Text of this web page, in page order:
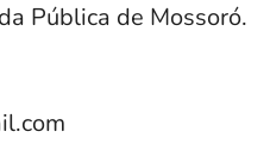
Pública de Mossoró.